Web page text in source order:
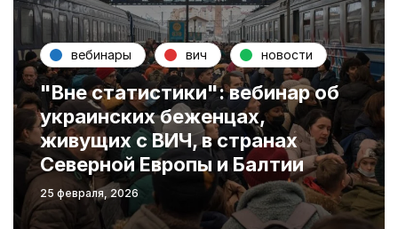
вебинары вич новости
"Вне статистики": вебинар об
украинских беженцах,
живущих с ВИЧ, в странах
Северной Европы и Балтии
25 февраля, 2026